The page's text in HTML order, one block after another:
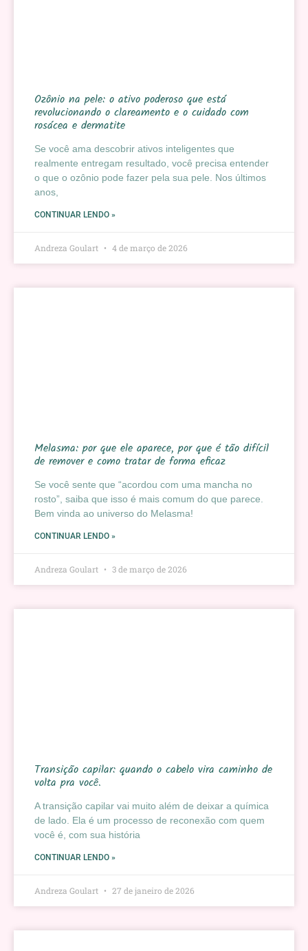
Ozônio na pele: o ativo poderoso que está
revolucionando o clareamento e o cuidado com
rosácea e dermatite
Se você ama descobrir ativos inteligentes que
realmente entregam resultado, você precisa entender
o que o ozônio pode fazer pela sua pele. Nos últimos
anos,
CONTINUAR LENDO »
Andreza Goulart 4 de março de 2026
Melasma: por que ele aparece, por que é tão difícil
de remover e como tratar de forma eficaz
Se você sente que “acordou com uma mancha no
rosto”, saiba que isso é mais comum do que parece.
Bem vinda ao universo do Melasma!
CONTINUAR LENDO »
Andreza Goulart 3 de março de 2026
Transição capilar: quando o cabelo vira caminho de
volta pra você.
A transição capilar vai muito além de deixar a química
de lado. Ela é um processo de reconexão com quem
você é, com sua história
CONTINUAR LENDO »
Andreza Goulart 27 de janeiro de 2026